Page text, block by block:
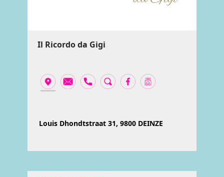
Il Ricordo da Gigi
Louis Dhondtstraat 31, 9800 DEINZE